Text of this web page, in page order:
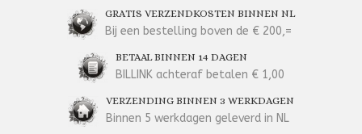
GRATIS VERZENDKOSTEN BINNEN NL
Bij een bestelling boven de € 200,=
BETAAL BINNEN 14 DAGEN
BILLINK achteraf betalen € 1,00
VERZENDING BINNEN 3 WERKDAGEN
Binnen 5 werkdagen geleverd in NL